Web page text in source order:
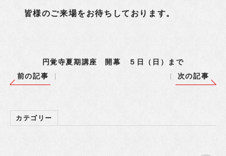
皆様のご来場をお待ちしております。
円覚寺夏期講座 開幕 ５日（日）まで
前の記事
次の記事
カテゴリー